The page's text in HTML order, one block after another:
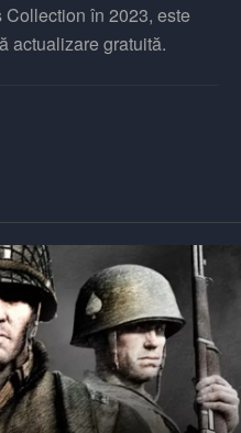
în 2023, este
actualizare gratuită.